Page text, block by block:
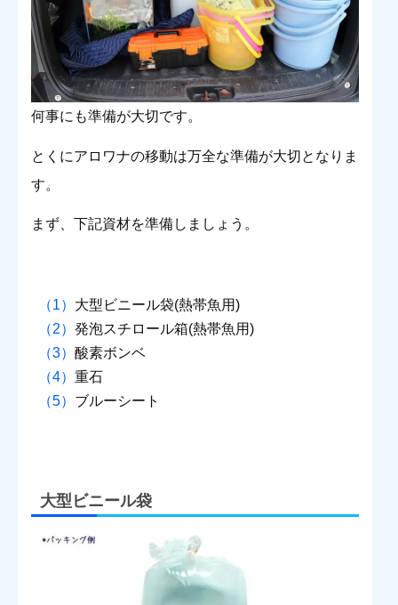
何事にも準備が大切です。
とくにアロワナの移動は万全な準備が大切となりま
す。
まず、下記資材を準備しましょう。
大型ビニール袋(熱帯魚用)
発泡スチロール箱(熱帯魚用)
酸素ボンベ
重石
ブルーシート
大型ビニール袋